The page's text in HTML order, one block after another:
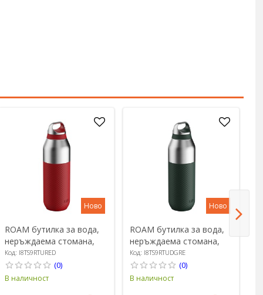
Ново
ROAM бутилка за вода,
неръждаема стомана,
835 ml, Red Fire - Ion8
Код: I8TS9RTURED
(0)
В наличност
Ново
ROAM бутилка за вода,
неръждаема стомана,
835 ml, Forest Green -
Ion8
Код: I8TS9RTUDGRE
(0)
В наличност